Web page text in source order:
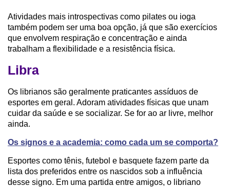
Atividades mais introspectivas como pilates ou ioga
também podem ser uma boa opção, já que são exercícios
que envolvem respiração e concentração e ainda
trabalham a flexibilidade e a resistência física.
Libra
Os librianos são geralmente praticantes assíduos de
esportes em geral. Adoram atividades físicas que unam
cuidar da saúde e se socializar. Se for ao ar livre, melhor
ainda.
Os signos e a academia: como cada um se comporta?
Esportes como tênis, futebol e basquete fazem parte da
lista dos preferidos entre os nascidos sob a influência
desse signo. Em uma partida entre amigos, o libriano